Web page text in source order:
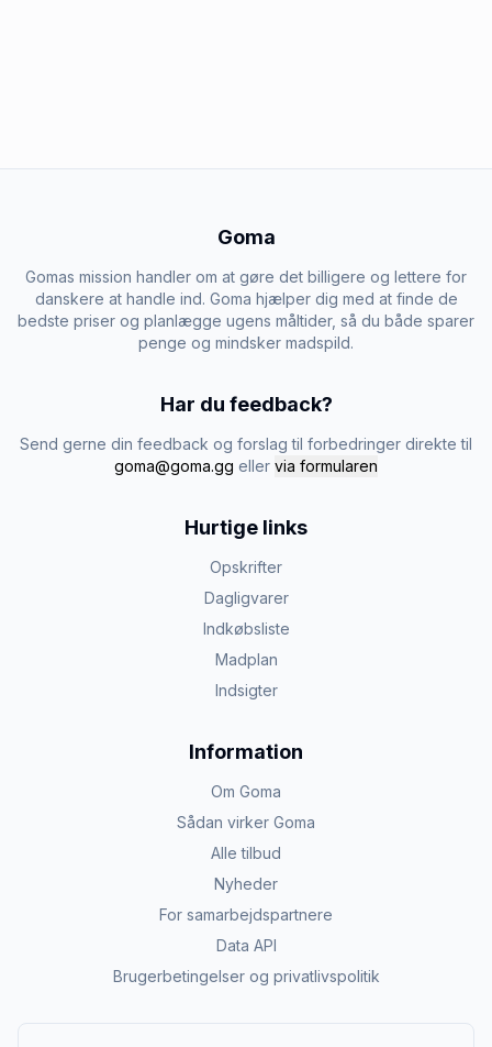
Goma
Gomas mission handler om at gøre det billigere og lettere for
danskere at handle ind. Goma hjælper dig med at finde de
bedste priser og planlægge ugens måltider, så du både sparer
penge og mindsker madspild.
Har du feedback?
Send gerne din feedback og forslag til forbedringer direkte til
goma@goma.gg eller via formularen
Hurtige links
Opskrifter
Dagligvarer
Indkøbsliste
Madplan
Indsigter
Information
Om Goma
Sådan virker Goma
Alle tilbud
Nyheder
For samarbejdspartnere
Data API
Brugerbetingelser og privatlivspolitik